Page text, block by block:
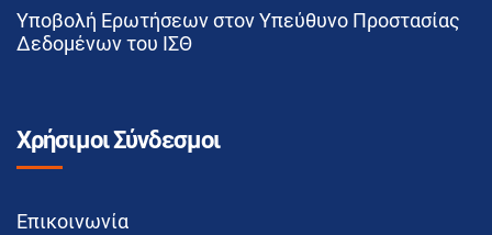
Υποβολή Ερωτήσεων στον Υπεύθυνο Προστασίας
Δεδομένων του ΙΣΘ
Χρήσιμοι Σύνδεσμοι
Επικοινωνία